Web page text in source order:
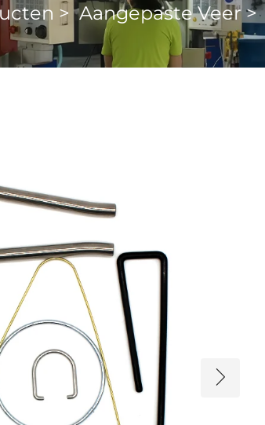
>Aangepaste Veer>